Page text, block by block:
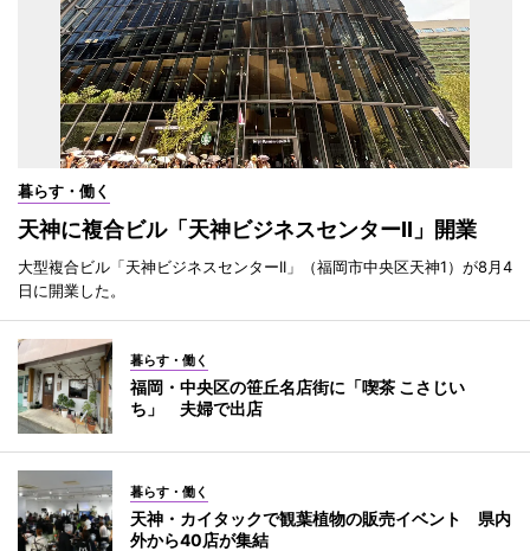
暮らす・働く
天神に複合ビル「天神ビジネスセンターII」開業
大型複合ビル「天神ビジネスセンターII」（福岡市中央区天神1）が8月4
日に開業した。
暮らす・働く
福岡・中央区の笹丘名店街に「喫茶 こさじい
ち」 夫婦で出店
暮らす・働く
天神・カイタックで観葉植物の販売イベント 県内
外から40店が集結